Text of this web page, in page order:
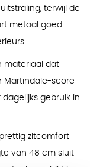
terwijl de
metaal goed
materiaal dat
Martindale-score
gebruik in
zitcomfort
van 48 cm sluit